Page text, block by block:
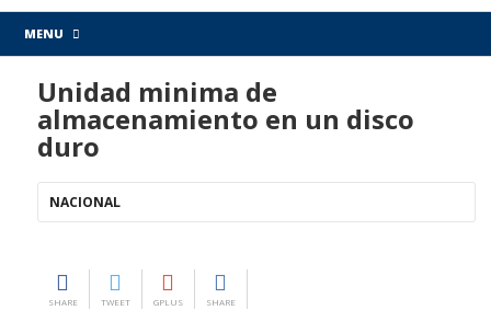
MENU
Unidad minima de
almacenamiento en un disco
duro
NACIONAL
SHARE TWEET GPLUS SHARE